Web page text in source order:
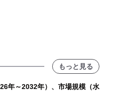
もっと見る
年～2032年）、市場規模（水